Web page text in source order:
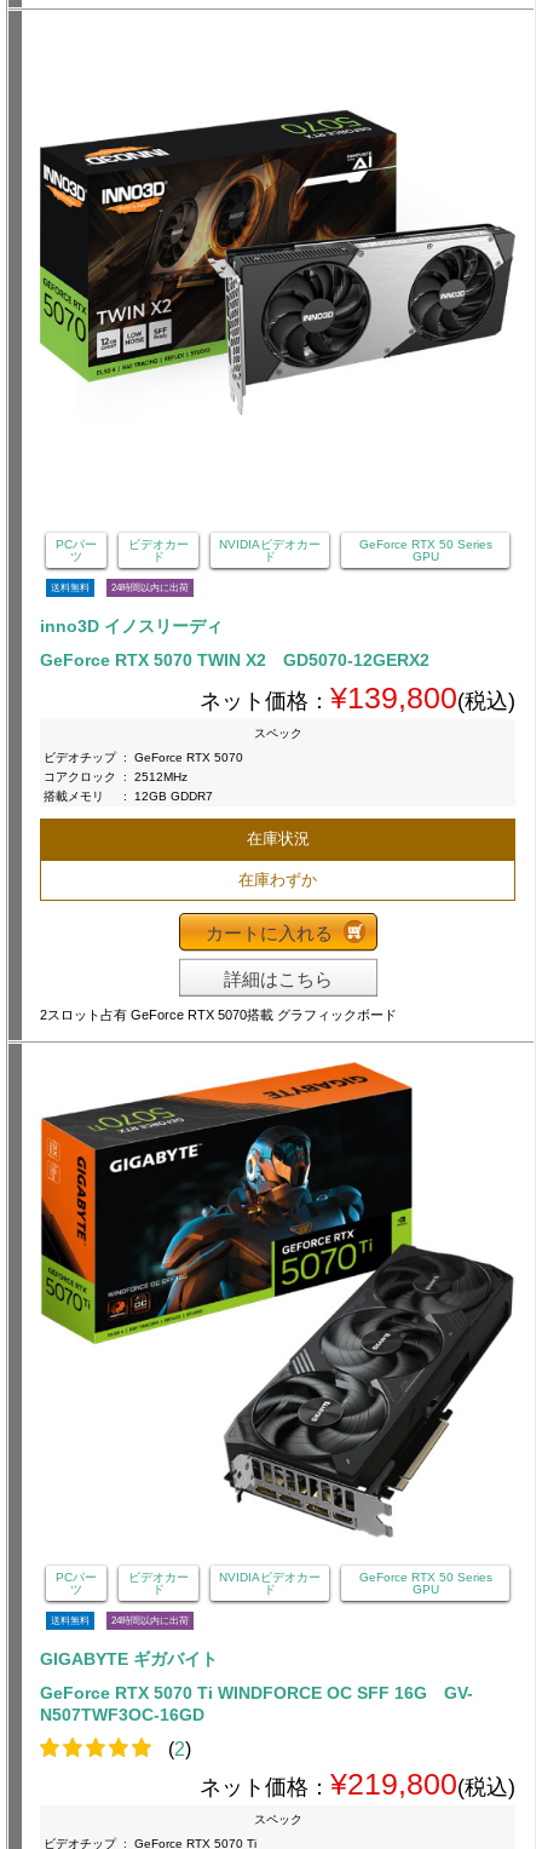
PCパー
ツ
ビデオカー
ド
NVIDIAビデオカー
ド
GeForce RTX 50 Series
GPU
送料無料 24時間以内に出荷
inno3D イノスリーディ
GeForce RTX 5070 TWIN X2 GD5070-12GERX2
ネット価格： ¥139,800(税込)
スペック
ビデオチップ :
GeForce RTX 5070
コアクロック
:
2512MHz
搭載メモリ
: 12GB GDDR7
在庫状況
在庫わずか
カートに入れる
詳細はこちら
2スロット占有 GeForce RTX 5070搭載 グラフィックボード
PCパー
ツ
ビデオカー
ド
NVIDIAビデオカー
ド
GeForce RTX 50 Series
GPU
送料無料 24時間以内に出荷
GIGABYTE ギガバイト
GeForce RTX 5070 Ti WINDFORCE OC SFF 16G GV-
N507TWF3OC-16GD
(2)
ネット価格： ¥219,800(税込)
スペック
ビデオチップ : GeForce RTX 5070 Ti